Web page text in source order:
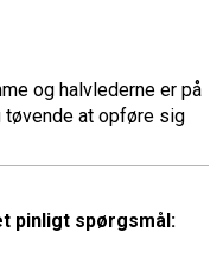
og halvlederne er på
at opføre sig
pinligt spørgsmål: